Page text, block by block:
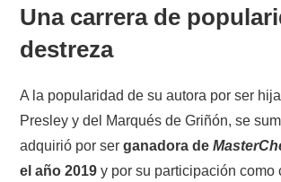
Una carrera de
destreza
A la popularidad de su autora por ser
Presley y del Marqués de Griñón, se
adquirió por serganadora de
el año 2019 y por su participación como